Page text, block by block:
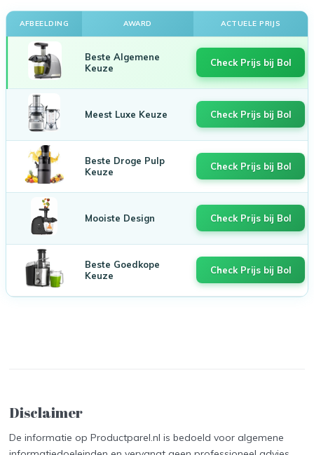
AFBEELDING AWARD ACTUELE PRIJS
Beste Algemene
Keuze
Check Prijs bij Bol
Meest Luxe Keuze Check Prijs bij Bol
Beste Droge Pulp
Keuze
Check Prijs bij Bol
Mooiste Design Check Prijs bij Bol
Beste Goedkope
Keuze
Check Prijs bij Bol
Disclaimer
De informatie op Productparel.nl is bedoeld voor algemene